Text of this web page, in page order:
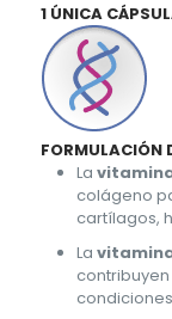
1 ÚNICA
FORMULACIÓN
La
colágeno
cartílagos,
La